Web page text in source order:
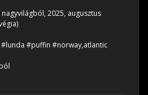
2025, augusztus
#puffin #norway,atlantic